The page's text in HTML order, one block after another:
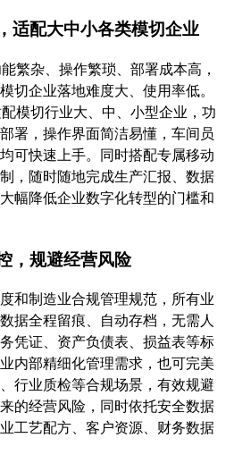
适配大中小各类模切企业
繁杂、操作繁琐、部署成本高，
切企业落地难度大、使用率低。
模切行业大、中、小型企业，功
署，操作界面简洁易懂，车间员
可快速上手。同时搭配专属移动
，随时随地完成生产汇报、数据
幅降低企业数字化转型的门槛和
，规避经营风险
和制造业合规管理规范，所有业
据全程留痕、自动存档，无需人
凭证、资产负债表、损益表等标
内部精细化管理需求，也可完美
行业质检等合规场景，有效规避
的经营风险，同时依托安全数据
工艺配方、客户资源、财务数据